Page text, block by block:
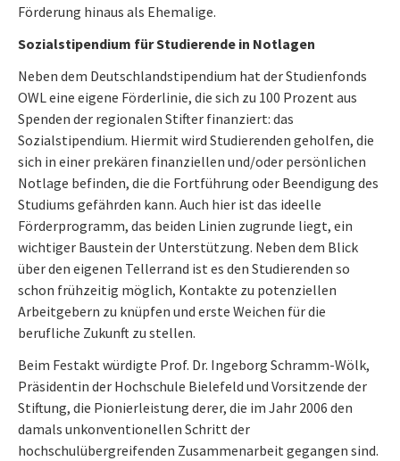
Förderung hinaus als Ehemalige.
Sozialstipendium für Studierende in Notlagen
Neben dem Deutschlandstipendium hat der Studienfonds
OWL eine eigene Förderlinie, die sich zu 100 Prozent aus
Spenden der regionalen Stifter finanziert: das
Sozialstipendium. Hiermit wird Studierenden geholfen, die
sich in einer prekären finanziellen und/oder persönlichen
Notlage befinden, die die Fortführung oder Beendigung des
Studiums gefährden kann. Auch hier ist das ideelle
Förderprogramm, das beiden Linien zugrunde liegt, ein
wichtiger Baustein der Unterstützung. Neben dem Blick
über den eigenen Tellerrand ist es den Studierenden so
schon frühzeitig möglich, Kontakte zu potenziellen
Arbeitgebern zu knüpfen und erste Weichen für die
berufliche Zukunft zu stellen.
Beim Festakt würdigte Prof. Dr. Ingeborg Schramm-Wölk,
Präsidentin der Hochschule Bielefeld und Vorsitzende der
Stiftung, die Pionierleistung derer, die im Jahr 2006 den
damals unkonventionellen Schritt der
hochschulübergreifenden Zusammenarbeit gegangen sind.